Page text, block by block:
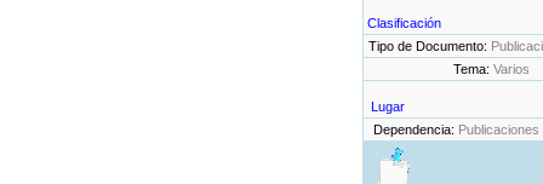
Clasificación
Tipo de Documento:
Tema: Varios
Lugar
Dependencia: Publicaciones